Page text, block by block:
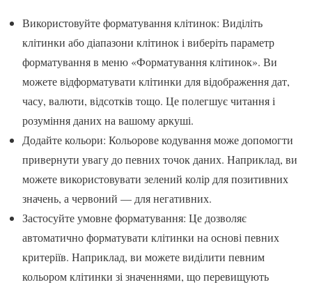
Використовуйте форматування клітинок: Виділіть
клітинки або діапазони клітинок і виберіть параметр
форматування в меню «Форматування клітинок». Ви
можете відформатувати клітинки для відображення дат,
часу, валюти, відсотків тощо. Це полегшує читання і
розуміння даних на вашому аркуші.
Додайте кольори: Кольорове кодування може допомогти
привернути увагу до певних точок даних. Наприклад, ви
можете використовувати зелений колір для позитивних
значень, а червоний — для негативних.
Застосуйте умовне форматування: Це дозволяє
автоматично форматувати клітинки на основі певних
критеріїв. Наприклад, ви можете виділити певним
кольором клітинки зі значеннями, що перевищують